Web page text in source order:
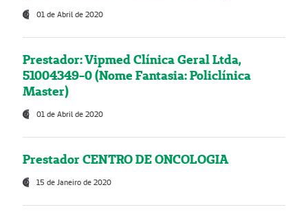
01 de Abril de 2020
Prestador: Vipmed Clínica Geral Ltda,
51004349-0 (Nome Fantasia: Policlínica
Master)
01 de Abril de 2020
Prestador CENTRO DE ONCOLOGIA
15 de Janeiro de 2020